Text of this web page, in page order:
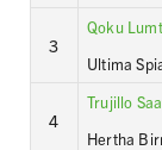
3
Qoku
Ultima
4
Trujillo
Hertha